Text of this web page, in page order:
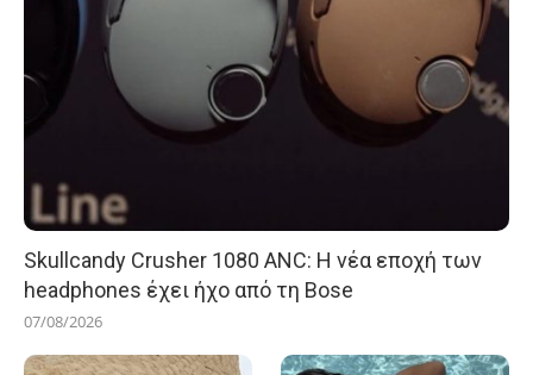
Skullcandy Crusher 1080 ANC: Η νέα εποχή των
headphones έχει ήχο από τη Bose
07/08/2026